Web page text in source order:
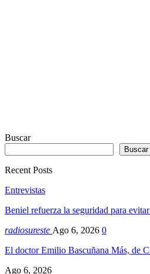
Buscar
Buscar
Recent Posts
Entrevistas
Beniel refuerza la seguridad para
radiosureste Ago 6, 2026 0
El doctor Emilio Bascuñana Más, de
Ago 6, 2026